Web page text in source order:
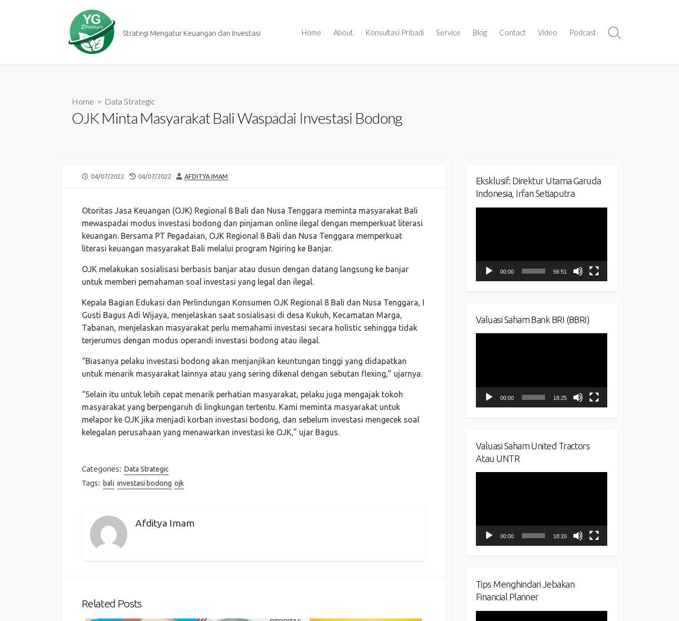
Strategi Mengatur Keuangan dan Investasi Home About Konsultasi Pribadi Service Blog Contact Video Podcast
Search
Home > Data Strategic
OJK Minta Masyarakat Bali Waspadai Investasi Bodong
PUBLISHED
04/07/2022
LAST
04/07/2022 AUTHOR
AFDITYA IMAM
Otoritas Jasa Keuangan (OJK) Regional 8 Bali dan Nusa Tenggara meminta masyarakat Bali
mewaspadai modus investasi bodong dan pinjaman online ilegal dengan memperkuat literasi
keuangan. Bersama PT Pegadaian, OJK Regional 8 Bali dan Nusa Tenggara memperkuat
literasi keuangan masyarakat Bali melalui program Ngiring ke Banjar.
OJK melakukan sosialisasi berbasis banjar atau dusun dengan datang langsung ke banjar
untuk memberi pemahaman soal investasi yang legal dan ilegal.
Kepala Bagian Edukasi dan Perlindungan Konsumen OJK Regional 8 Bali dan Nusa Tenggara, I
Gusti Bagus Adi Wijaya, menjelaskan saat sosialisasi di desa Kukuh, Kecamatan Marga,
Tabanan, menjelaskan masyarakat perlu memahami investasi secara holistic sehingga tidak
terjerumus dengan modus operandi investasi bodong atau ilegal.
“Biasanya pelaku investasi bodong akan menjanjikan keuntungan tinggi yang didapatkan
untuk menarik masyarakat lainnya atau yang sering dikenal dengan sebutan flexing,” ujarnya.
“Selain itu untuk lebih cepat menarik perhatian masyarakat, pelaku juga mengajak tokoh
masyarakat yang berpengaruh di lingkungan tertentu. Kami meminta masyarakat untuk
melapor ke OJK jika menjadi korban investasi bodong, dan sebelum investasi mengecek soal
kelegalan perusahaan yang menawarkan investasi ke OJK,” ujar Bagus.
Categories: Data Strategic
Tags: bali investasi bodong ojk
Afditya Imam
Related Posts
Eksklusif: Direktur Utama Garuda
Indonesia, Irfan Setiaputra
00:00 56:51
Valuasi Saham Bank BRI (BBRI)
00:00 18:25
Valuasi Saham United Tractors
Atau UNTR
00:00 18:20
Tips Menghindari Jebakan
Financial Planner